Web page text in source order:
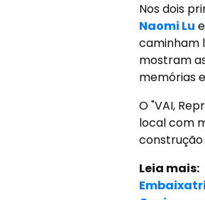
Nos dois
Naomi Lu e
caminham
mostram
memórias
O "VAI,
local com
construção
Leia mais: